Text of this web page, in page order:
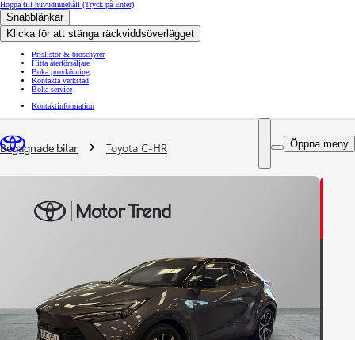
Hoppa till huvudinnehåll (Tryck på Enter)
Snabblänkar
Klicka för att stänga räckviddsöverlägget
Prislistor & broschyrer
Hitta återförsäljare
Boka provkörning
Kontakta verkstad
Boka service
Kontaktinformation
Öppna meny
You are here
Begagnade bilar Toyota C-HR